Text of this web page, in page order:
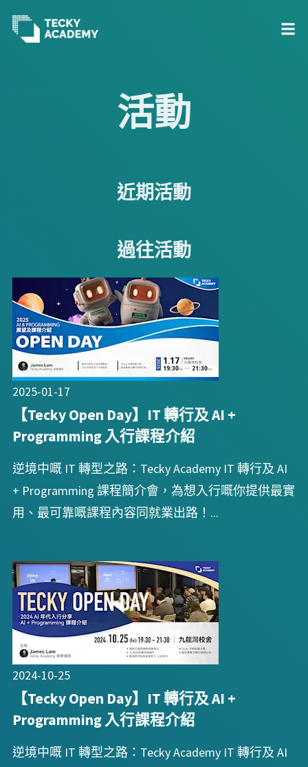
活動
近期活動
過往活動
【Tecky Open Day】IT 轉行及 AI +
Programming 入行課程介紹
2025-01-17
逆境中嘅 IT 轉型之路：Tecky Academy IT 轉行及 AI
+ Programming 課程簡介會，為想入行嘅你提供最實
用、最可靠嘅課程內容同就業出路！...
【Tecky Open Day】IT 轉行及 AI +
Programming 入行課程介紹
2024-10-25
逆境中嘅 IT 轉型之路：Tecky Academy IT 轉行及 AI